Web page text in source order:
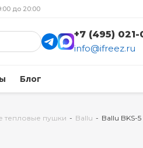
до 20:00
+7 (495) 021-
info@ifreez.ru
Блог
тепловые пушки - Ballu - Ballu BKS-5